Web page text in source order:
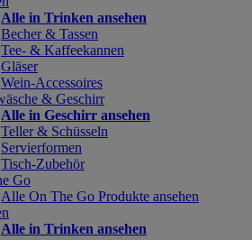
Alle in Trinken ansehen
Becher & Tassen
Tee- & Kaffeekannen
Gläser
Wein-Accessoires
& Geschirr
Alle in Geschirr ansehen
Teller & Schüsseln
Servierformen
Tisch-Zubehör
Go
Alle On The Go Produkte ansehen
Alle in Trinken ansehen